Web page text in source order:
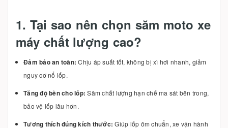
1. Tại sao nên chọn săm moto xe
máy chất lượng cao?
Đảm bảo an toàn: Chịu áp suất tốt, không bị xì hơi nhanh, giảm
nguy cơ nổ lốp.
Tăng độ bền cho lốp: Săm chất lượng hạn chế ma sát bên trong,
bảo vệ lốp lâu hơn.
Tương thích đúng kích thước: Giúp lốp ôm chuẩn, xe vận hành